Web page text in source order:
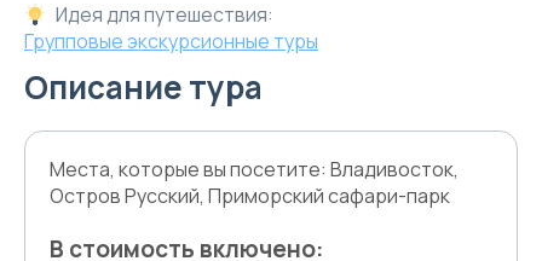
Идея для путешествия:
Групповые экскурсионные туры
Описание тура
Места, которые вы посетите: Владивосток,
Остров Русский, Приморский сафари-парк
В стоимость включено: